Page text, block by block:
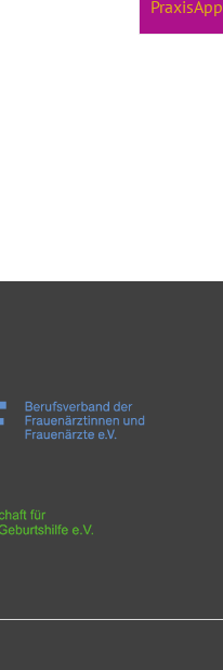
PraxisApp